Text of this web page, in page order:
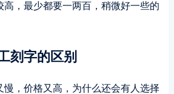
高，最少都要一两百，稍微好一些的
刻字的区别
慢，价格又高，为什么还会有人选择